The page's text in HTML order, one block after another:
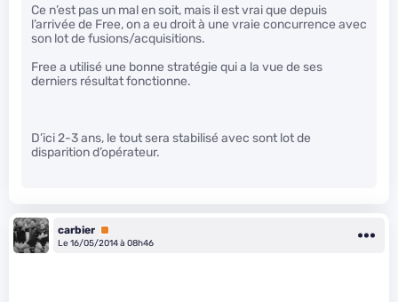
Ce n’est pas un mal en soit, mais il est vrai que depuis
l’arrivée de Free, on a eu droit à une vraie concurrence avec
son lot de fusions/acquisitions.
Free a utilisé une bonne stratégie qui a la vue de ses
derniers résultat fonctionne.
D’ici 2-3 ans, le tout sera stabilisé avec sont lot de
disparition d’opérateur.
carbier Premium
Le 16/05/2014 à 08h46